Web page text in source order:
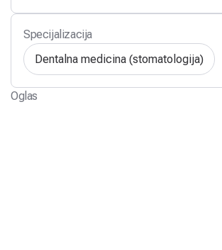
Specijalizacija
Dentalna medicina (stomatologija)
Oglas